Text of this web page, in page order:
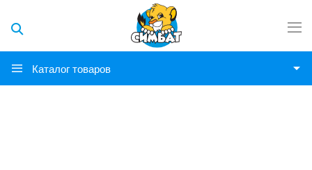
Каталог товаров